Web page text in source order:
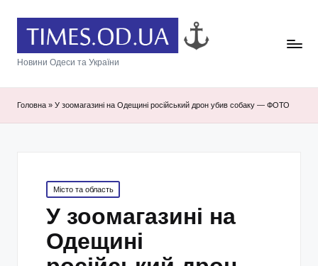
Новини Одеси та України
Головна » У зоомагазині на Одещині російський дрон убив собаку — ФОТО
Posted
in
Місто та область
У зоомагазині на
Одещині